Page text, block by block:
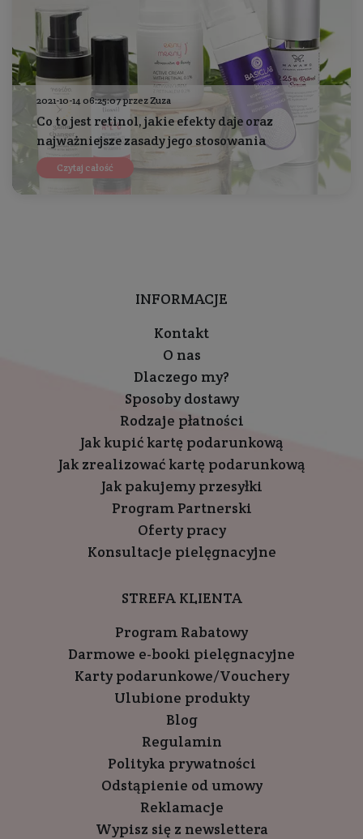
2021-10-14 06:25:07 przez Zuza
Co to jest retinol, jakie efekty daje oraz
najważniejsze zasady jego stosowania
Czytaj całość
INFORMACJE
Kontakt
O nas
Dlaczego my?
Sposoby dostawy
Rodzaje płatności
Jak kupić kartę podarunkową
Jak zrealizować kartę podarunkową
Jak pakujemy przesyłki
Program Partnerski
Oferty pracy
Konsultacje pielęgnacyjne
STREFA KLIENTA
Program Rabatowy
Darmowe e-booki pielęgnacyjne
Karty podarunkowe/Vouchery
Ulubione produkty
Blog
Regulamin
Polityka prywatności
Odstąpienie od umowy
Reklamacje
Wypisz się z newslettera